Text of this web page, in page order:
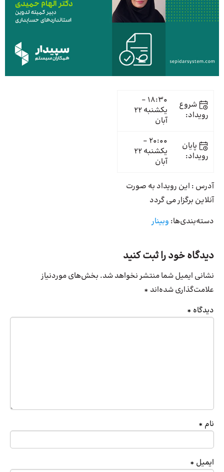
شروع
رویداد:
18:30 -
یکشنبه 22
آبان
پایان
رویداد:
20:00 -
یکشنبه 22
آبان
آدرس : این رویداد به صورت
آنلاین برگزار می گردد
دسته‌بندی‌ها: وبینار
دیدگاه خود را ثبت کنید
نشانی ایمیل شما منتشر نخواهد شد. بخش‌های موردنیاز
علامت‌گذاری شده‌اند *
دیدگاه *
نام *
ایمیل *